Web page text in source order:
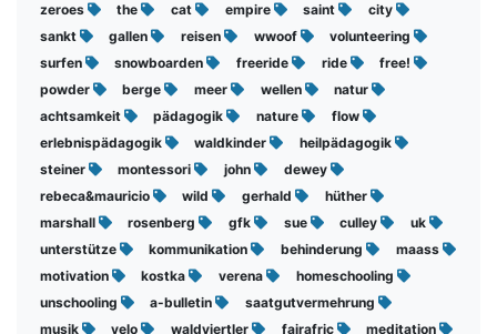
zeroes
the cat empire saint
city
sankt
gallen reisen wwoof
volunteering
surfen
snowboarden freeride ride
free!
powder
berge meer wellen
natur
achtsamkeit
pädagogik nature
flow
erlebnispädagogik
waldkinder
heilpädagogik
steiner
montessori john
dewey
rebeca&mauricio
wild gerhald
hüther
marshall
rosenberg gfk sue culley
uk
unterstütze
kommunikation behinderung
maass
motivation
kostka verena
homeschooling
unschooling
a-bulletin
saatgutvermehrung
musik
velo waldviertler fairafric meditation